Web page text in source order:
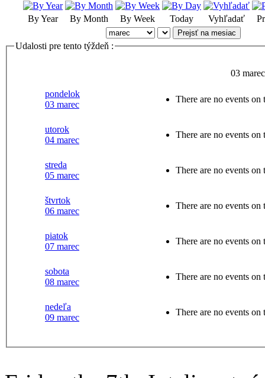
By Year By Month By Week Today Vyhľadať
Prejsť na mesiac
Udalosti pre tento týždeň :
03
pondelok
03 marec
There are no events on
utorok
04 marec
There are no events on
streda
05 marec
There are no events on
štvrtok
06 marec
There are no events on
piatok
07 marec
There are no events on
sobota
08 marec
There are no events on
nedeľa
09 marec
There are no events on